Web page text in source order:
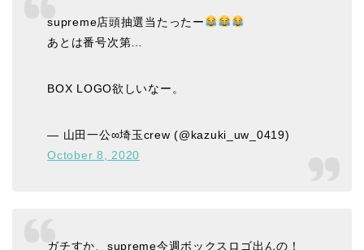
supreme店頭抽選当たったー
あとは番号次第…
BOX LOGO欲しいなー。
— 山田一公∞埼玉crew (@kazuki_uw_0419)
October 8, 2020
ガチすか、supreme今週ボックスロゴ出んの！